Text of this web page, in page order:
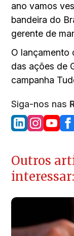
ano vamos
bandeira do
gerente de
O lançamento
das ações de
campanha
Siga-nos nas
Outros
interessar: